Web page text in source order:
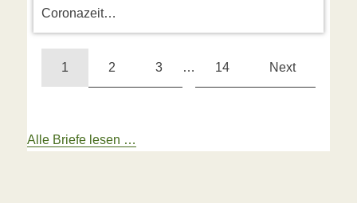
Coronazeit…
1 2 3 … 14 Next
Alle Briefe lesen …